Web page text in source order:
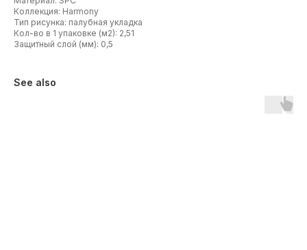
Коллекция: Harmony
Тип рисунка: палубная укладка
Кол-во в 1 упаковке (м2): 2,51
Защитный слой (мм): 0,5
See also